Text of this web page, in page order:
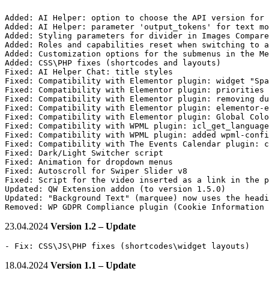
Added: AI Helper: option to choose the API version for
Added: AI Helper: parameter 'output_tokens' for text
Added: Styling parameters for divider in Images
Added: Roles and capabilities reset when switching to
Added: Customization options for the submenus in the
Added: CSS\PHP fixes (shortcodes and layouts)
Fixed: AI Helper Chat: title styles
Fixed: Compatibility with Elementor plugin: widget
Fixed: Compatibility with Elementor plugin:
Fixed: Compatibility with Elementor plugin: removing
Fixed: Compatibility with Elementor plugin:
Fixed: Compatibility with Elementor plugin: Global
Fixed: Compatibility with WPML plugin:
Fixed: Compatibility with WPML plugin: added wpml-
Fixed: Compatibility with The Events Calendar plugin:
Fixed: Dark/Light Switcher script
Fixed: Animation for dropdown menus
Fixed: Autoscroll for Swiper Slider v8
Fixed: Script for the video inserted as a link in the
Updated: QW Extension addon (to version 1.5.0)
Updated: "Background Text" (marquee) now uses the
Removed: WP GDPR Compliance plugin (Cookie
23.04.2024 Version 1.2 – Update
- Fix: CSS\JS\PHP fixes (shortcodes\widget layouts)
18.04.2024 Version 1.1 – Update